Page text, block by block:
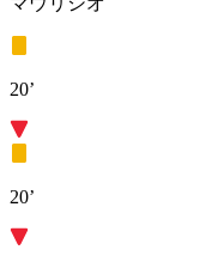
20’
20’